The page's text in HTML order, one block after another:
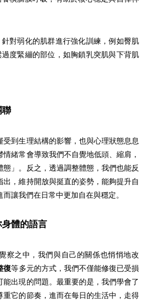
針對弱化的肌群進行強化訓練，例如臀肌
度緊繃的部位，如胸鎖乳突肌與下背肌
聯
受到生理結構的影響，也與心理狀態息息
緒常會導致我們不自覺地低頭、縮肩，
態」。反之，透過調整體態，我們也能反
出，維持開放與挺直的姿勢，能夠提升自
讓我們在日常中更加自在與穩定。
體的語言
察之中，我們與自己的關係也悄悄地改
復等多元的方式，我們不僅能修復已受損
能出現的問題。最重要的是，我們學會了
重它的節奏，進而在每日的生活中，走得